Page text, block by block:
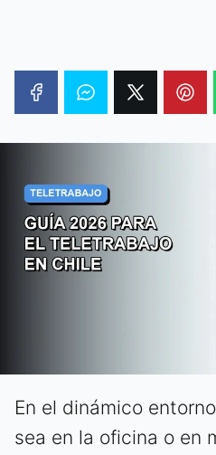
En el dinámico
sea en la oficina o en